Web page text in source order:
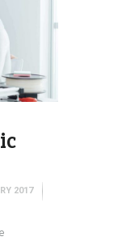
2017